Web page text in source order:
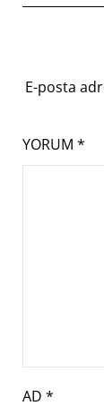
E-posta
YORUM *
AD *